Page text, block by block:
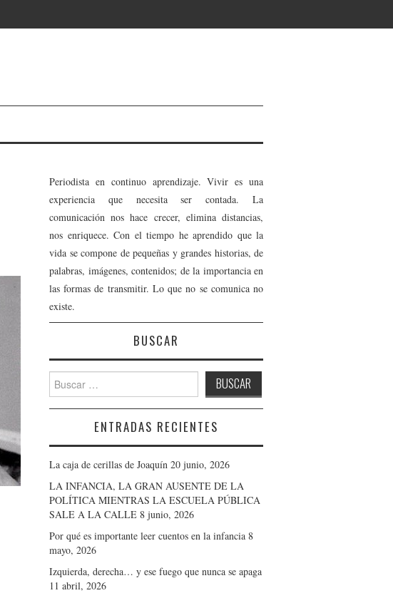
Periodista en continuo aprendizaje. Vivir es una
experiencia que necesita ser contada. La
comunicación nos hace crecer, elimina distancias,
nos enriquece. Con el tiempo he aprendido que la
vida se compone de pequeñas y grandes historias, de
palabras, imágenes, contenidos; de la importancia en
las formas de transmitir. Lo que no se comunica no
existe.
BUSCAR
Buscar:
ENTRADAS RECIENTES
La caja de cerillas de Joaquín 20 junio, 2026
LA INFANCIA, LA GRAN AUSENTE DE LA
POLÍTICA MIENTRAS LA ESCUELA PÚBLICA
SALE A LA CALLE 8 junio, 2026
Por qué es importante leer cuentos en la infancia 8
mayo, 2026
Izquierda, derecha… y ese fuego que nunca se apaga
11 abril, 2026